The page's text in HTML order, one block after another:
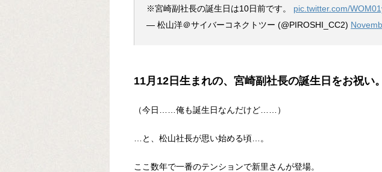
※宮崎副社長の誕生日は10日前です。 pic.twitter.com/
— 松山洋＠サイバーコネクトツー (@PIROSHI_CC2)
11月12日生まれの、宮崎副社長の誕生日をお祝い。
（今日……俺も誕生日なんだけど……）
…と、松山社長が思い始める頃…。
ここ数年で一番のテンションで新里さんが登場。